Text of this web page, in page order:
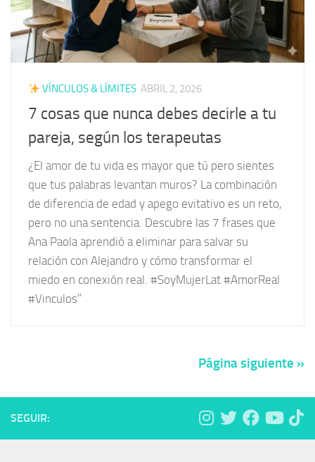
VÍNCULOS & LÍMITES ABRIL 2, 2026
7 cosas que nunca debes decirle a tu
pareja, según los terapeutas
¿El amor de tu vida es mayor que tú pero sientes
que tus palabras levantan muros? La combinación
de diferencia de edad y apego evitativo es un reto,
pero no una sentencia. Descubre las 7 frases que
Ana Paola aprendió a eliminar para salvar su
relación con Alejandro y cómo transformar el
miedo en conexión real. #SoyMujerLat #AmorReal
#Vinculos”
Página siguiente »
SEGUIR: